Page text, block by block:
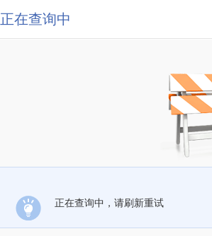
正在查询中
正在查询中，请刷新重试